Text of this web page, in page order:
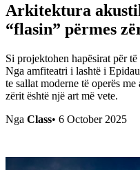
Arkitektura
“flasin” përmes
Si projektohen hapësirat për
Nga amfiteatri i lashtë i
te sallat moderne të operës
zërit është një art më vete.
Nga Class• 6 October 2025